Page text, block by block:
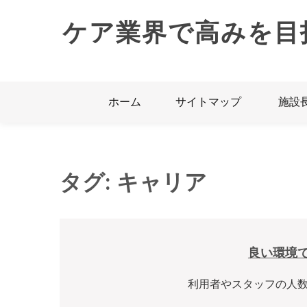
ケア業界で高みを
ホーム サイトマップ 施設
タグ: キャリア
良い環境
利用者やスタッフの人